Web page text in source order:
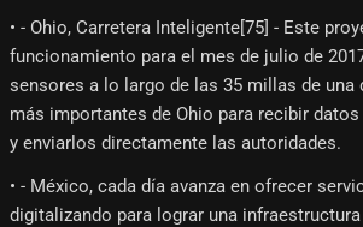
• - Ohio, Carretera Inteligente[75]​ - Este
funcionamiento para el mes de julio de
sensores a lo largo de las 35 millas de una
más importantes de Ohio para recibir
y enviarlos directamente las autoridades.
• - México, cada día avanza en ofrecer
digitalizando para lograr una